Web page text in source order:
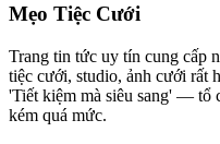
Mẹo Tiệc Cưới
Trang tin tức uy tín cung cấp
tiệc cưới, studio, ảnh cưới rất
'Tiết kiệm mà siêu sang' — tổ
kém quá mức.